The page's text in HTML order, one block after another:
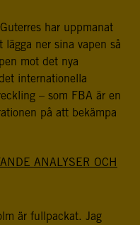
har uppmanat
ner sina vapen så
mot det nya
internationella
– som FBA är en
på att bekämpa
ANALYSER OCH
är fullpackat. Jag